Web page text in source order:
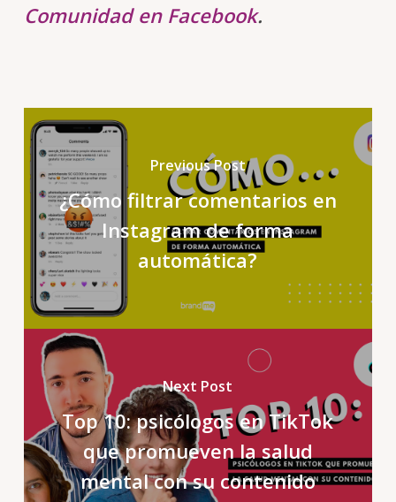
Comunidad en Facebook.
Previous Post
¿Cómo filtrar comentarios en
Instagram de forma
automática?
Next Post
Top 10: psicólogos en TikTok
que promueven la salud
mental con su contenido